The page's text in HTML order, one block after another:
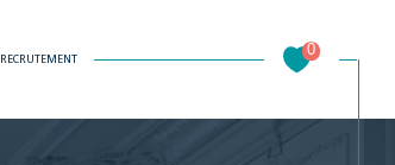
RECRUTEMENT
0